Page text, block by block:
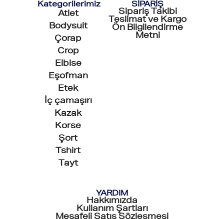
Kategorilerimiz
Atlet
Bodysuit
Çorap
Crop
Elbise
Eşofman
Etek
İç çamaşırı
Kazak
Korse
Şort
Tshirt
Tayt
SİPARİŞ
Sipariş Takibi
Teslimat ve Kargo
Ön Bilgilendirme
Metni
YARDIM
Hakkımızda
Kullanım Şartları
Mesafeli Satış Sözleşmesi